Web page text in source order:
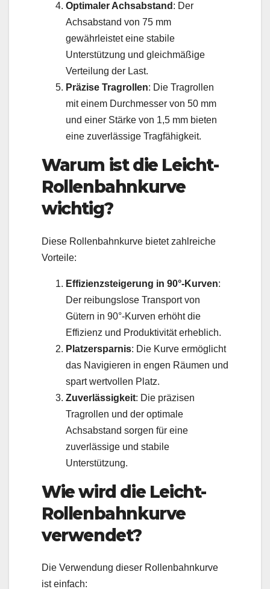
Optimaler Achsabstand : Der
Achsabstand von 75 mm
gewährleistet eine stabile
Unterstützung und gleichmäßige
Verteilung der Last.
Präzise Tragrollen: Die Tragrollen
mit einem Durchmesser von 50 mm
und einer Stärke von 1,5 mm bieten
eine zuverlässige Tragfähigkeit.
Warum ist die Leicht-
Rollenbahnkurve
wichtig?
Diese Rollenbahnkurve bietet zahlreiche
Vorteile:
Effizienzsteigerung in 90°-Kurven:
Der reibungslose Transport von
Gütern in 90°-Kurven erhöht die
Effizienz und Produktivität erheblich.
Platzersparnis: Die Kurve ermöglicht
das Navigieren in engen Räumen und
spart wertvollen Platz.
Zuverlässigkeit: Die präzisen
Tragrollen und der optimale
Achsabstand sorgen für eine
zuverlässige und stabile
Unterstützung.
Wie wird die Leicht-
Rollenbahnkurve
verwendet?
Die Verwendung dieser Rollenbahnkurve
ist einfach: